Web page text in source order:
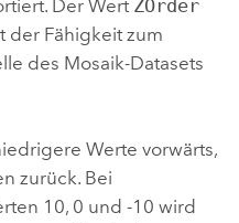
Der Wert ZOrder
der Fähigkeit zum
des Mosaik-Datasets
Werte vorwärts,
zurück. Bei
10, 0 und -10 wird